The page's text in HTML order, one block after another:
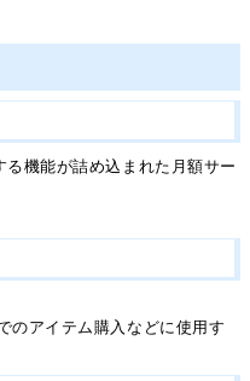
る機能が詰め込まれた月額サー
のアイテム購入などに使用す